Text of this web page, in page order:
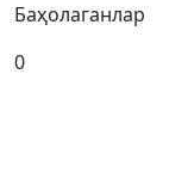
Баҳолаганлар
0